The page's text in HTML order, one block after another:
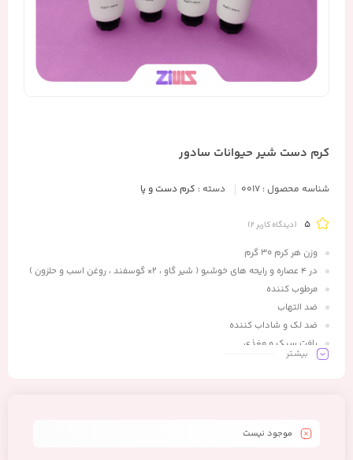
کرم دست شیر حیوانات سادور
شناسه محصول : 0017 دسته : کرم دست و پا
5 (دیدگاه کاربر 2
)
وزن هر کرم 30 گرم
در 4 عصاره و رایحه های خوشبو ( شیر گاو ، 2× گوسفند ، روغن اسب و حلزون )
مرطوب کننده
ضد التهاب
ضد لک و شاداب کننده
بافت سبک و مغذی
جذب سریع
بیشـتر
موجود نیست